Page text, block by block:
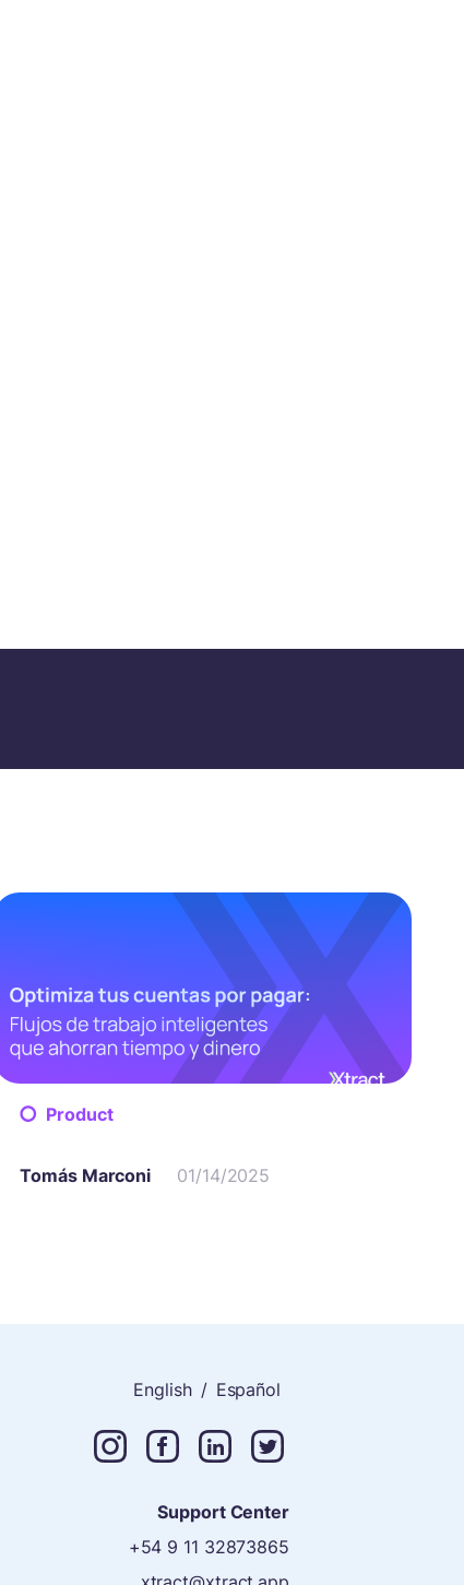
Product
Tomás Marconi 01/14/2025
English / Español
Support Center
+54 9 11 32873865